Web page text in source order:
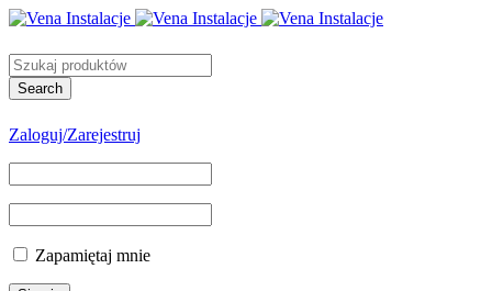
Zaloguj/Zarejestruj
Zapamiętaj mnie